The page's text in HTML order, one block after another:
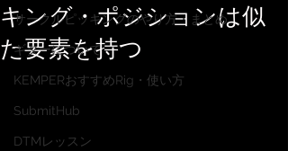
サークルピッキングのやり方・まとめ
ギターについて
KEMPERおすすめRig・使い方
SubmitHub
DTMレッスン
キング・ポジションは似
た要素を持つ